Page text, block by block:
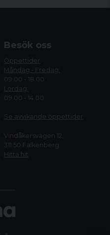
Besök oss
Öppettider
Måndag - Fredag:
09.00 - 18.00
Lördag:
09.00 - 14.00
Se avvikande öppettider
Vindåkersvägen 12,
311 50 Falkenberg
Hitta hit